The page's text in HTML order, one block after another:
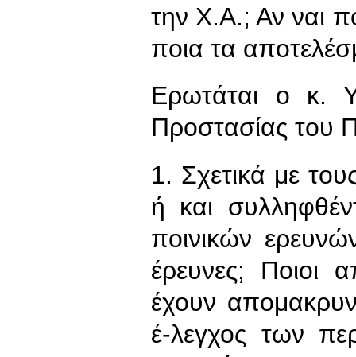
την Χ.Α.; Αν ναι
ποια τα
Ερωτάται ο κ.
Προστασίας του
1. Σχετικά με
ή και
ποινικών
έρευνες; Ποιοι
έχουν
έ-λεγχος των